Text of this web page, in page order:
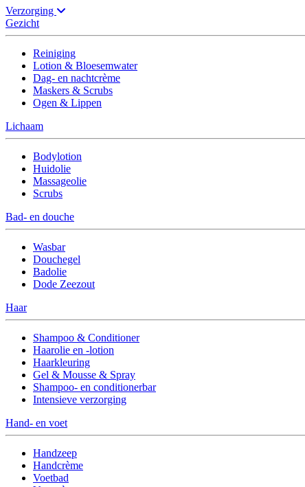
Verzorging
Gezicht
Reiniging
Lotion & Bloesemwater
Dag- en nachtcrème
Maskers & Scrubs
Ogen & Lippen
Lichaam
Bodylotion
Huidolie
Massageolie
Scrubs
Bad- en douche
Wasbar
Douchegel
Badolie
Dode Zeezout
Haar
Shampoo & Conditioner
Haarolie en -lotion
Haarkleuring
Gel & Mousse & Spray
Shampoo- en conditionerbar
Intensieve verzorging
Hand- en voet
Handzeep
Handcrème
Voetbad